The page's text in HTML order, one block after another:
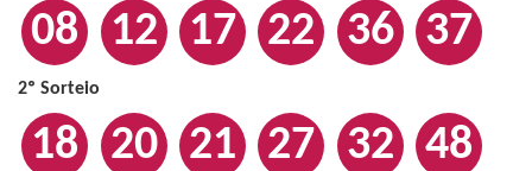
08 12 17 22 36 37
2º Sorteio
18 20 21 27 32 48